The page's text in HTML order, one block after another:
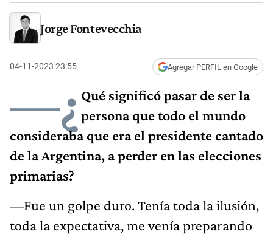
Jorge Fontevecchia
04-11-2023 23:55 Agregar PERFIL en Google
—¿ Qué significó pasar de ser la
persona que todo el mundo
consideraba que era el presidente cantado
de la Argentina, a perder en las elecciones
primarias?
—Fue un golpe duro. Tenía toda la ilusión,
toda la expectativa, me venía preparando